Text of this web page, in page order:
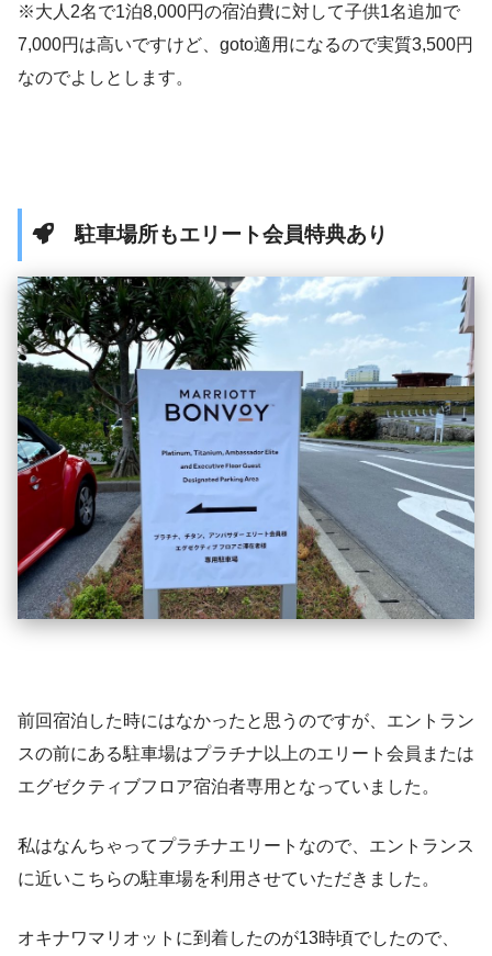
※大人2名で1泊8,000円の宿泊費に対して子供1名追加で
7,000円は高いですけど、goto適用になるので実質3,500円
なのでよしとします。
駐車場所もエリート会員特典あり
前回宿泊した時にはなかったと思うのですが、エントラン
スの前にある駐車場はプラチナ以上のエリート会員または
エグゼクティブフロア宿泊者専用となっていました。
私はなんちゃってプラチナエリートなので、エントランス
に近いこちらの駐車場を利用させていただきました。
オキナワマリオットに到着したのが13時頃でしたので、